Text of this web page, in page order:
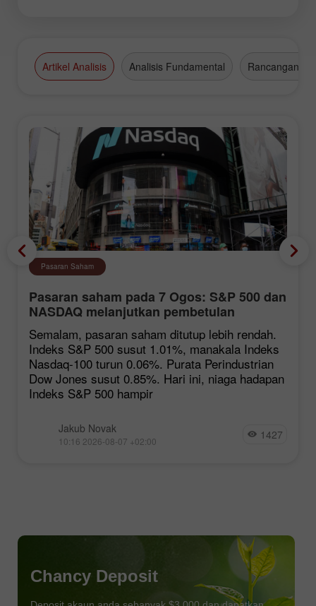
Artikel Analisis Analisis Fundamental Rancangan
Pasaran Saham
Pasaran saham pada 7 Ogos: S&P 500 dan
NASDAQ melanjutkan pembetulan
Semalam, pasaran saham ditutup lebih rendah.
Indeks S&P 500 susut 1.01%, manakala Indeks
Nasdaq-100 turun 0.06%. Purata Perindustrian
Dow Jones susut 0.85%. Hari ini, niaga hadapan
Indeks S&P 500 hampir
Jakub Novak
10:16 2026-08-07 +02:00 1427
Chancy Deposit